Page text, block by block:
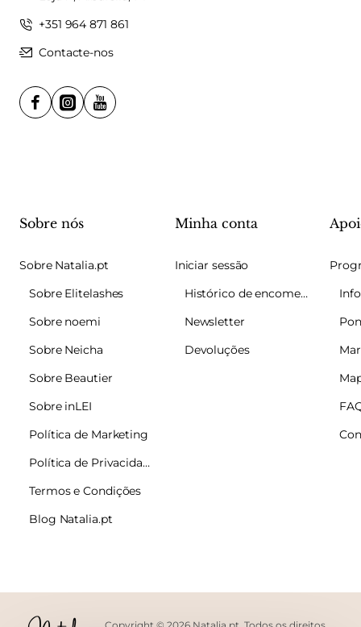
+351 964 871 861
Contacte-nos
Sobre nós
Sobre Natalia.pt
Sobre Elitelashes
Sobre noemi
Sobre Neicha
Sobre Beautier
Sobre inLEI
Política de Marketing
Política de Privacidade
Termos e Condições
Blog Natalia.pt
Minha conta
Iniciar sessão
Histórico de encomendas
Newsletter
Devoluções